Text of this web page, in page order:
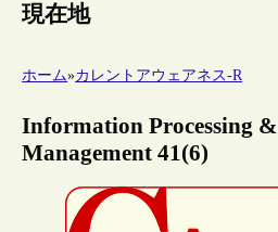
現在地
ホーム»カレントアウェアネス-R
Information Processing &
Management 41(6)